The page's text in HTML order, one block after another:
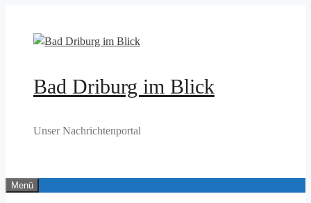
springen
Bad Driburg im Blick
Unser Nachrichtenportal
Menü